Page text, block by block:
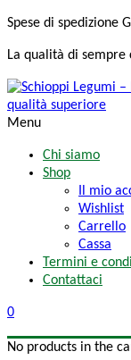
Spese di spedizione
La qualità di sempre
Menu
Chi siamo
Shop
Il mio
Wishlist
Carrello
Cassa
Termini e
Contattaci
0
No products in the